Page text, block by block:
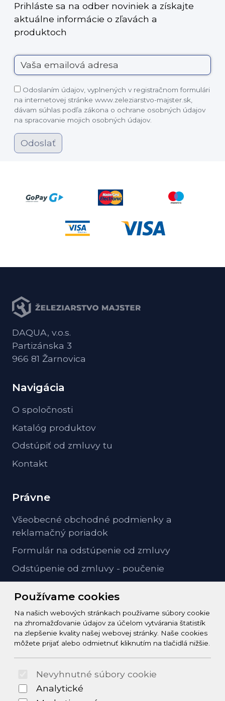
Prihláste sa na odber noviniek a získajte
aktuálne informácie o zľavách a
produktoch
Odoslaním údajov, vyplnených v registračnom formulári
na internetovej stránke www.zeleziarstvo-majster.sk,
dávam súhlas podľa zákona o ochrane osobných údajov
na spracovanie mojich osobných údajov.
Odoslať
Používame cookies
Na našich webových stránkach používame súbory cookie
na zhromažďovanie údajov za účelom vytvárania štatistík
na zlepšenie kvality našej webovej stránky. Naše cookies
môžete prijať alebo odmietnuť kliknutím na tlačidlá nižšie.
Nevyhnutné súbory cookie
Analytické
DAQUA, v.o.s.
Partizánska 3
966 81 Žarnovica
Navigácia
O spoločnosti
Katalóg produktov
Odstúpiť od zmluvy tu
Kontakt
Právne
Všeobecné obchodné podmienky a
reklamačný poriadok
Formulár na odstúpenie od zmluvy
Odstúpenie od zmluvy - poučenie
Kontakt
info@zeleziarstvo-majster.sk
+421456812908
© 2026 Arrabella s.r.o., mayabella s.r.o., Všetky práva